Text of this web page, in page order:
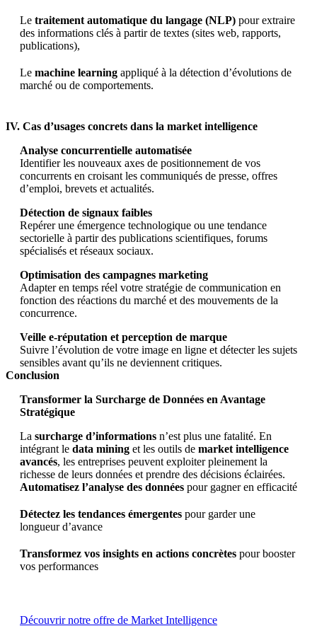
Le traitement automatique du langage (NLP) pour extraire
des informations clés à partir de textes (sites web, rapports,
publications),
Le machine learning appliqué à la détection d’évolutions de
marché ou de comportements.
IV. Cas d’usages concrets dans la market intelligence
Analyse concurrentielle automatisée
Identifier les nouveaux axes de positionnement de vos
concurrents en croisant les communiqués de presse, offres
d’emploi, brevets et actualités.
Détection de signaux faibles
Repérer une émergence technologique ou une tendance
sectorielle à partir des publications scientifiques, forums
spécialisés et réseaux sociaux.
Optimisation des campagnes marketing
Adapter en temps réel votre stratégie de communication en
fonction des réactions du marché et des mouvements de la
concurrence.
Veille e-réputation et perception de marque
Suivre l’évolution de votre image en ligne et détecter les sujets
sensibles avant qu’ils ne deviennent critiques.
Conclusion
Transformer la Surcharge de Données en Avantage
Stratégique
La surcharge d’informations n’est plus une fatalité. En
intégrant le data mining et les outils de market intelligence
avancés, les entreprises peuvent exploiter pleinement la
richesse de leurs données et prendre des décisions éclairées.
Automatisez l’analyse des données pour gagner en efficacité
Détectez les tendances émergentes pour garder une
longueur d’avance
Transformez vos insights en actions concrètes pour booster
vos performances
Découvrir notre offre de Market Intelligence